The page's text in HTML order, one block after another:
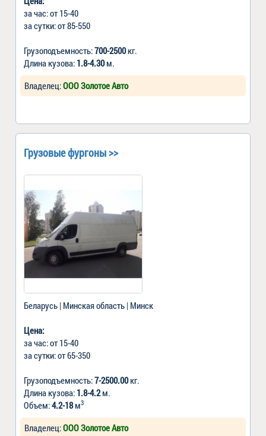
за час: от 15-40
за сутки: от 85-550
Грузоподъемность:700-2500кг.
Длина кузова: 1.8-4.30м.
Владелец:ООО Золотое Авто
Грузовые фургоны >>
Беларусь | Минская область | Минск
Цена:
за час: от 15-40
за сутки: от 65-350
Грузоподъемность:7-2500.00кг.
Длина кузова: 1.8-4.2м.
Объем:4.2-18м3
Владелец:ООО Золотое Авто